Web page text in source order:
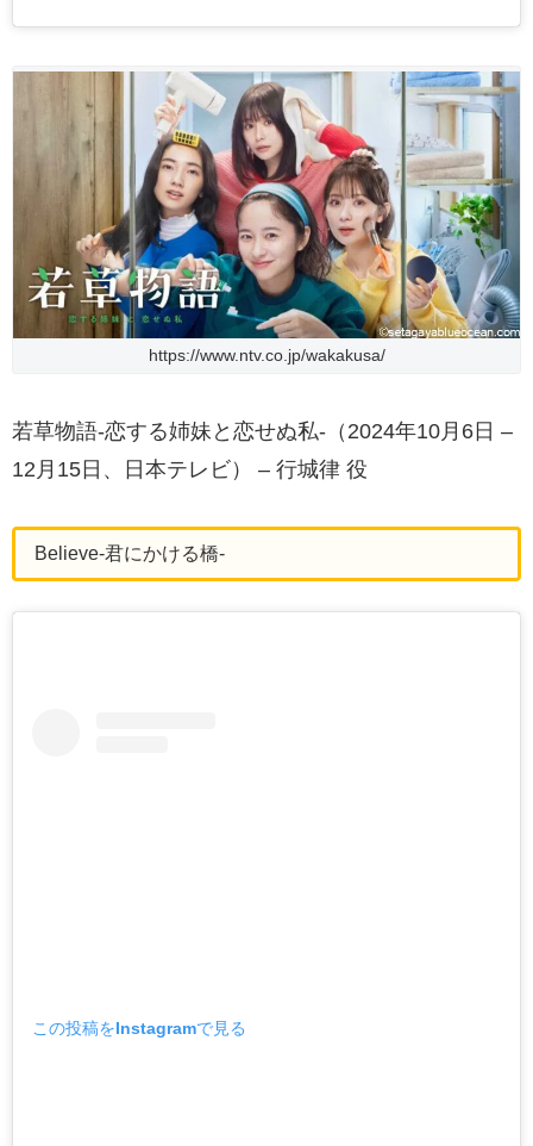
https://www.ntv.co.jp/wakakusa/
若草物語-恋する姉妹と恋せぬ私-（2024年10月6日 –
12月15日、日本テレビ） – 行城律 役
Believe-君にかける橋-
この投稿をInstagramで見る